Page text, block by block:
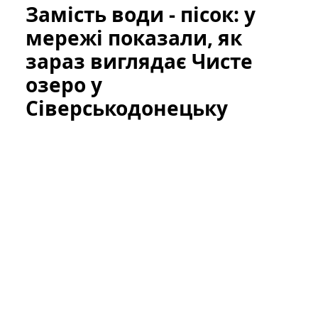
Замість води - пісок: у
мережі показали, як
зараз виглядає Чисте
озеро у
Сіверськодонецьку